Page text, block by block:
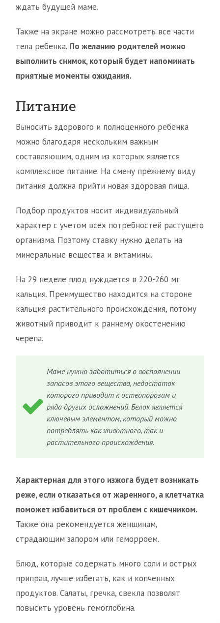
ждать будущей маме.
Также на экране можно рассмотреть все части
тела ребенка. По желанию родителей можно
выполнить снимок, который будет напоминать
приятные моменты ожидания.
Питание
Выносить здорового и полноценного ребенка
можно благодаря нескольким важным
составляющим, одним из которых является
комплексное питание. На смену прежнему виду
питания должна прийти новая здоровая пища.
Подбор продуктов носит индивидуальный
характер с учетом всех потребностей растущего
организма. Поэтому ставку нужно делать на
минеральные вещества и витамины.
На 29 неделе плод нуждается в 220-260 мг
кальция. Преимущество находится на стороне
кальция растительного происхождения, потому
животный приводит к раннему окостенению
черепа.
Маме нужно заботиться о восполнении
запасов этого вещества, недостаток
которого приводит к остеопорозам и
ряда других осложнений. Белок является
ключевым элементом, который можно
потреблять как животного, так и
растительного происхождения.
Характерная для этого изжога будет возникать
реже, если отказаться от жаренного, а клетчатка
поможет избавиться от проблем с кишечником.
Также она рекомендуется женщинам,
страдающим запором или геморроем.
Блюд, которые содержать много соли и острых
приправ, лучше избегать, как и копченных
продуктов. Салаты, гречка, свекла позволят
повысить уровень гемоглобина.